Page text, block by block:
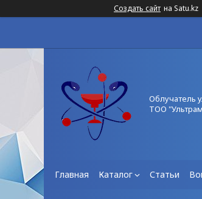
Создать сайт на Satu.kz
Облучатель
ТОО
Главная Каталог Статьи